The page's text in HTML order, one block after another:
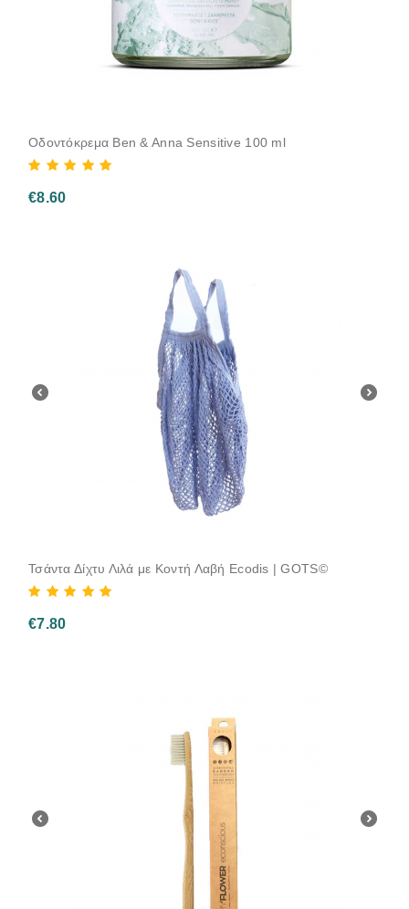
Οδοντόκρεμα Ben & Anna Sensitive 100 ml
€8.60
Τσάντα Δίχτυ Λιλά με Κοντή Λαβή Ecodis | GOTS©
€7.80